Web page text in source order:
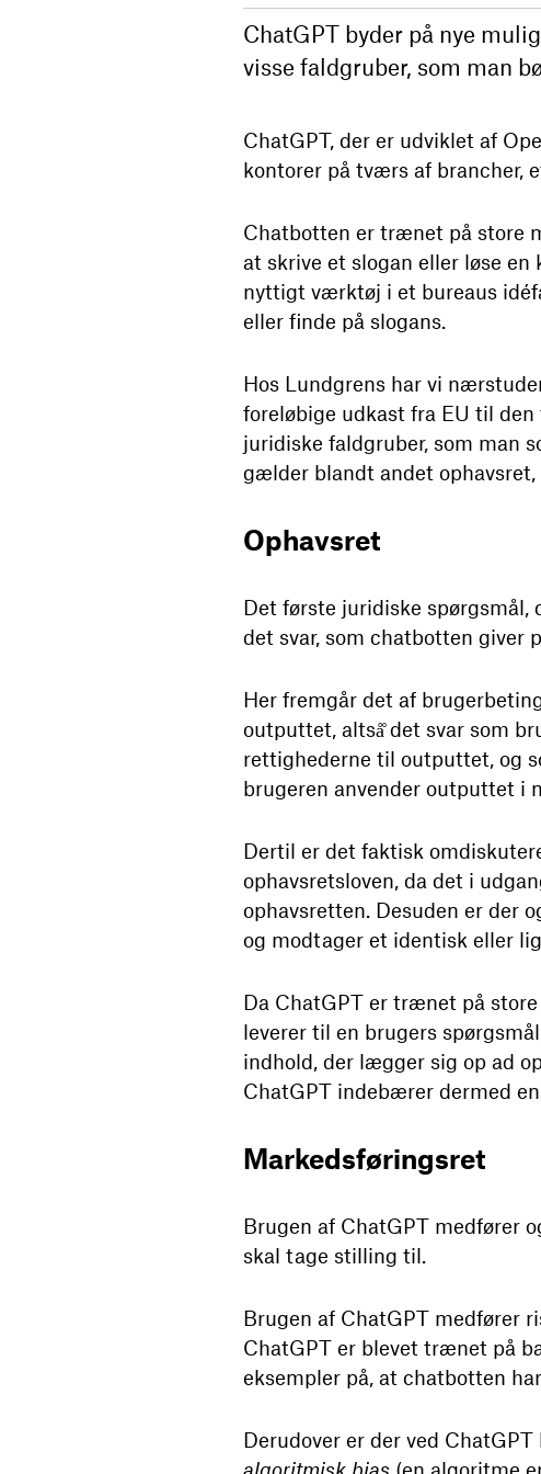
ChatGPT byder på nye
visse faldgruber, som man
ChatGPT, der er udviklet af
kontorer på tværs af brancher,
Chatbotten er trænet på store
at skrive et slogan eller løse
nyttigt værktøj i et bureaus
eller finde på slogans.
Hos Lundgrens har vi
foreløbige udkast fra EU til
juridiske faldgruber, som man
gælder blandt andet
Ophavsret
Det første juridiske spørgsmål,
det svar, som chatbotten giver
Her fremgår det af
outputtet, altså̊ det svar som
rettighederne til outputtet, og
brugeren anvender outputtet i
Dertil er det faktisk
ophavsretsloven, da det i
ophavsretten. Desuden er der
og modtager et identisk eller
Da ChatGPT er trænet på
leverer til en brugers
indhold, der lægger sig op ad
ChatGPT indebærer dermed
Markedsføringsret
Brugen af ChatGPT medfører
skal tage stilling til.
Brugen af ChatGPT medfører
ChatGPT er blevet trænet på
eksempler på, at chatbotten
Derudover er der ved